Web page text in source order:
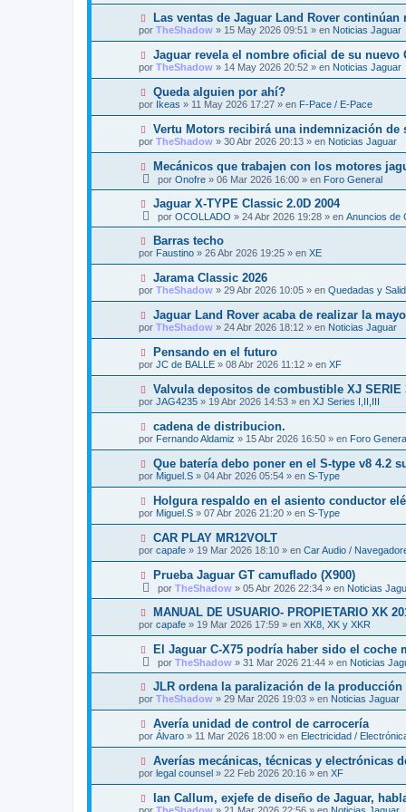
je
s
a
e
v
o
m
e
n
s
a
e
N
u
e
o
m
e
n
s
a
Las ventas de Jaguar Land Rover
por TheShadow » 15 May 2026 09:51 » en Noticias Jaguar
N
u
e
o
m
e
n
s
a
e
Jaguar revela el nombre oficial de su nuevo
por TheShadow » 14 May 2026 20:52 » en Noticias Jaguar
N
u
e
v
m
e
a
e
Queda alguien por ahí?
por Ikeas » 11 May 2026 17:27 » en F-Pace / E-Pace
N
u
e
v
o
e
n
a
e
Vertu Motors recibirá una indemnización
por TheShadow » 30 Abr 2026 20:13 » en Noticias Jaguar
N
o
e
s
a
e
Mecánicos que trabajen con los motores
por Onofre » 06 Mar 2026 16:00 » en Foro General
N
v
o
m
e
n
s
a
e
Jaguar X-TYPE Classic 2.0D 2004
por OCOLLADO » 24 Abr 2026 19:28 » en Anuncios de
N
u
e
o
m
e
n
s
a
e
Barras techo
por Faustino » 26 Abr 2026 19:25 » en XE
N
u
e
o
m
e
s
a
Jarama Classic 2026
por TheShadow » 29 Abr 2026 10:05 » en Quedadas y
N
u
e
v
o
m
e
n
s
a
e
Jaguar Land Rover acaba de realizar la
por TheShadow » 24 Abr 2026 18:12 » en Noticias Jaguar
N
u
e
v
m
e
n
s
a
e
Pensando en el futuro
por JC de BALLE » 08 Abr 2026 11:12 » en XF
N
u
e
o
m
e
n
s
a
e
Valvula depositos de combustible XJ SERIE
por JAG4235 » 19 Abr 2026 14:53 » en XJ Series I,II,III
N
u
e
o
m
e
s
a
e
cadena de distribucion.
por Fernando Aldamiz » 15 Abr 2026 16:50 » en Foro
N
u
e
v
o
m
e
n
s
a
e
Que batería debo poner en el S-type v8 4.2
por Miguel.S » 04 Abr 2026 05:54 » en S-Type
N
u
e
o
m
e
a
e
Holgura respaldo en el asiento conductor
por Miguel.S » 07 Abr 2026 21:20 » en S-Type
N
u
e
v
o
e
s
a
e
CAR PLAY MR12VOLT
por capafe » 19 Mar 2026 18:10 » en Car Audio /
N
v
o
m
e
a
e
Prueba Jaguar GT camuflado (X900)
por TheShadow » 05 Abr 2026 22:34 » en Noticias
N
u
e
v
o
e
n
s
a
e
MANUAL DE USUARIO- PROPIETARIO XK
por capafe » 19 Mar 2026 17:59 » en XK8, XK y XKR
N
o
m
e
n
s
a
e
El Jaguar C-X75 podría haber sido el coche
por TheShadow » 31 Mar 2026 21:44 » en Noticias
N
u
e
o
m
e
n
s
a
e
JLR ordena la paralización de la
por TheShadow » 29 Mar 2026 19:03 » en Noticias Jaguar
N
u
e
o
m
e
s
Avería unidad de control de carrocería
por Álvaro » 11 Mar 2026 18:00 » en Electricidad /
N
u
e
v
o
Averías mecánicas, técnicas y electrónicas
por legal counsel » 22 Feb 2026 20:16 » en XF
N
u
Ian Callum, exjefe de diseño de Jaguar,